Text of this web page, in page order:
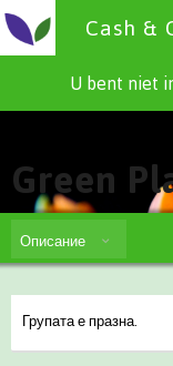
Cash &
U bent niet
Green
Описание
Групата е празна.